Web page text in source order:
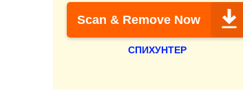
Scan & Remove Now
СПИХУНТЕР